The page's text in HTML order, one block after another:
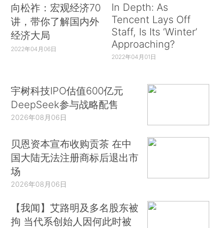
向松祚：宏观经济70
讲，带你了解国内外
经济大局
2022年04月06日
In Depth: As
Tencent Lays Off
Staff, Is Its ‘Winter’
Approaching?
2022年04月01日
宇树科技IPO估值600亿元
DeepSeek参与战略配售
2026年08月06日
贝恩资本宣布收购贡茶 在中
国大陆无法注册商标后退出市
场
2026年08月06日
【我闻】艾路明及多名股东被
拘 当代系创始人因何此时被